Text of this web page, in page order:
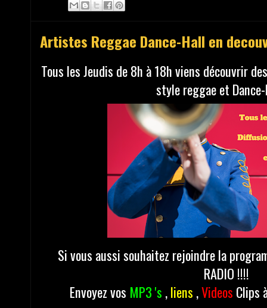
Artistes Reggae Dance-Hall en
Tous les Jeudis de 8h à 18h viens découvrir
style reggae et
Si vous aussi souhaitez rejoindre la
RADIO !!!!
Envoyez vos MP3 's ,liens ,Videos Clips